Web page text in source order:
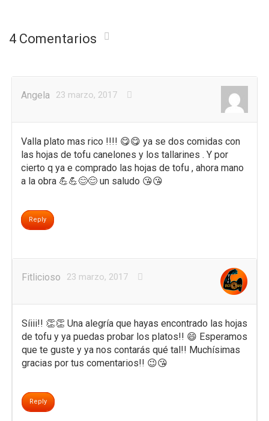
4 Comentarios
Angela 23 marzo, 2017
Valla plato mas rico !!!! 😋😋 ya se dos comidas con
las hojas de tofu canelones y los tallarines . Y por
cierto q ya e comprado las hojas de tofu , ahora mano
a la obra 💪💪😊😊 un saludo 😘😘
Reply
Fitlicioso 23 marzo, 2017
Síiii!! 👏👏 Una alegría que hayas encontrado las hojas
de tofu y ya puedas probar los platos!! 😄 Esperamos
que te guste y ya nos contarás qué tal!! Muchísimas
gracias por tus comentarios!! 😉😘
Reply